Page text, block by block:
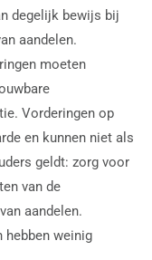
degelijk bewijs bij
aandelen.
moeten
Vorderingen op
en kunnen niet als
geldt: zorg voor
van de
aandelen.
hebben weinig